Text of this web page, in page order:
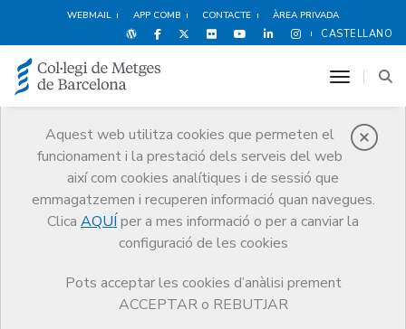
WEBMAIL APP COMB CONTACTE ÀREA PRIVADA
CASTELLANO
Aquest web utilitza cookies que permeten el
funcionament i la prestació dels serveis del web
així com cookies analítiques i de sessió que
emmagatzemen i recuperen informació quan navegues.
Clica AQUÍ per a mes informació o per a canviar la
configuració de les cookies
Pots acceptar les cookies d’anàlisi prement
ACCEPTAR o REBUTJAR
toggle
Premis
Premis Guardonat Edició 2022
Guardonat Edició 2022